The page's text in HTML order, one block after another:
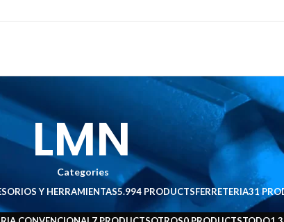
LMN
Categories
Y HERRAMIENTAS5.994 PRODUCTSFERRETERIA31